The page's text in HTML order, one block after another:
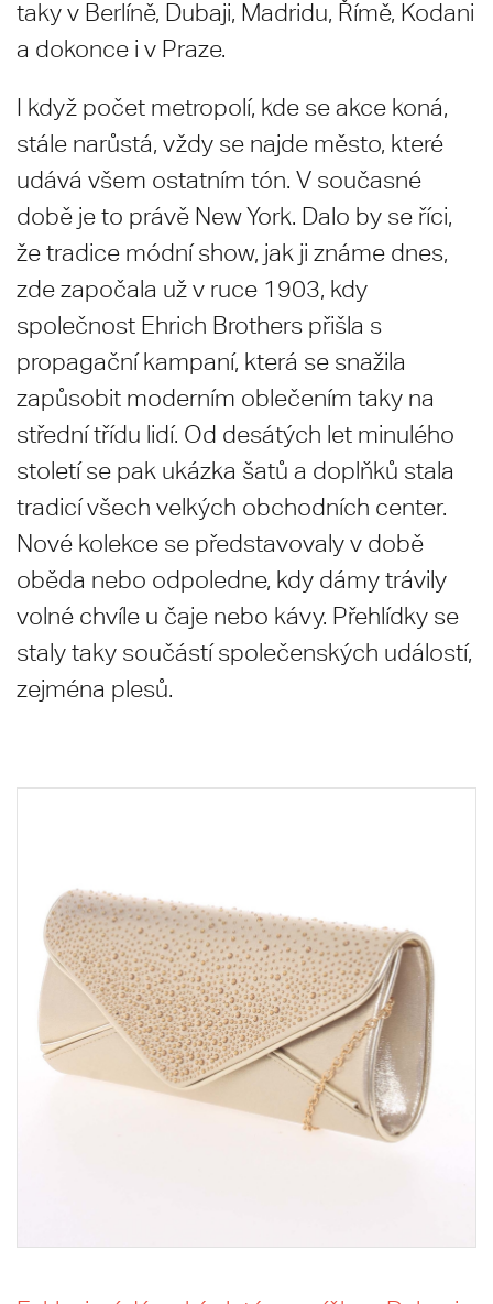
taky v Berlíně, Dubaji, Madridu, Římě, Kodani
a dokonce i v Praze.
I když počet metropolí, kde se akce koná,
stále narůstá, vždy se najde město, které
udává všem ostatním tón. V současné
době je to právě New York. Dalo by se říci,
že tradice módní show, jak ji známe dnes,
zde započala už v ruce 1903, kdy
společnost Ehrich Brothers přišla s
propagační kampaní, která se snažila
zapůsobit moderním oblečením taky na
střední třídu lidí. Od desátých let minulého
století se pak ukázka šatů a doplňků stala
tradicí všech velkých obchodních center.
Nové kolekce se představovaly v době
oběda nebo odpoledne, kdy dámy trávily
volné chvíle u čaje nebo kávy. Přehlídky se
staly taky součástí společenských událostí,
zejména plesů.